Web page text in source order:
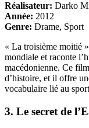
Réalisateur: Darko
Année: 2012
Genre: Drame, Sport
« La troisième moitié
mondiale et raconte
macédonienne. Ce
d’histoire, et il offre
vocabulaire lié au
3. Le secret de